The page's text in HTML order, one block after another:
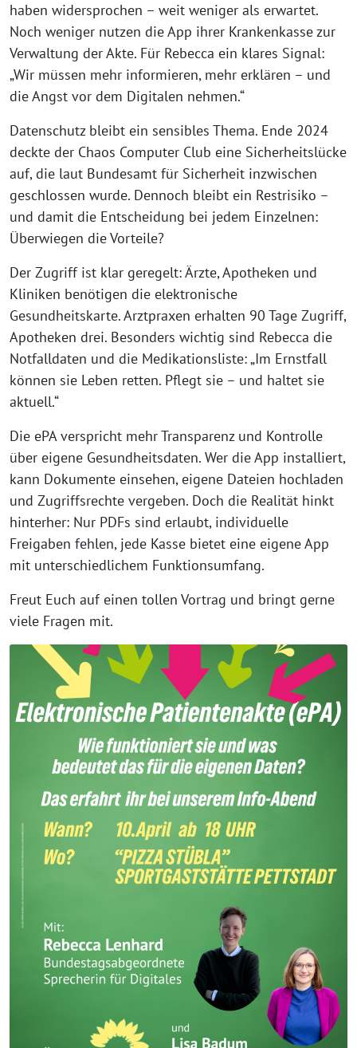
haben widersprochen – weit weniger als erwartet.
Noch weniger nutzen die App ihrer Krankenkasse zur
Verwaltung der Akte. Für Rebecca ein klares Signal:
„Wir müssen mehr informieren, mehr erklären – und
die Angst vor dem Digitalen nehmen.“
Datenschutz bleibt ein sensibles Thema. Ende 2024
deckte der Chaos Computer Club eine Sicherheitslücke
auf, die laut Bundesamt für Sicherheit inzwischen
geschlossen wurde. Dennoch bleibt ein Restrisiko –
und damit die Entscheidung bei jedem Einzelnen:
Überwiegen die Vorteile?
Der Zugriff ist klar geregelt: Ärzte, Apotheken und
Kliniken benötigen die elektronische
Gesundheitskarte. Arztpraxen erhalten 90 Tage Zugriff,
Apotheken drei. Besonders wichtig sind Rebecca die
Notfalldaten und die Medikationsliste: „Im Ernstfall
können sie Leben retten. Pflegt sie – und haltet sie
aktuell.“
Die ePA verspricht mehr Transparenz und Kontrolle
über eigene Gesundheitsdaten. Wer die App installiert,
kann Dokumente einsehen, eigene Dateien hochladen
und Zugriffsrechte vergeben. Doch die Realität hinkt
hinterher: Nur PDFs sind erlaubt, individuelle
Freigaben fehlen, jede Kasse bietet eine eigene App
mit unterschiedlichem Funktionsumfang.
Freut Euch auf einen tollen Vortrag und bringt gerne
viele Fragen mit.